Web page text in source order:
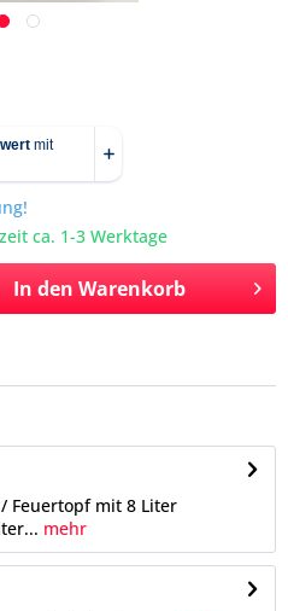
ca. 1-3 Werktage
In den Warenkorb
Feuertopf mit 8 Liter
mehr